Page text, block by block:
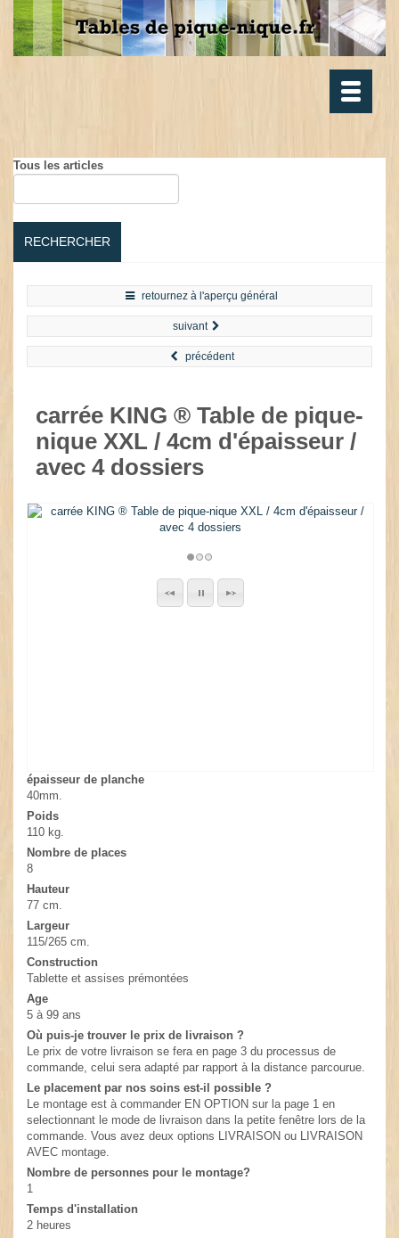
Toggle
Tous les articles
RECHERCHER
retournez à l'aperçu général
suivant
précédent
carrée KING ® Table de pique-
nique XXL / 4cm d'épaisseur /
avec 4 dossiers
épaisseur de planche
40mm.
Poids
110 kg.
Nombre de places
8
Hauteur
77 cm.
Largeur
115/265 cm.
Construction
Tablette et assises prémontées
Age
5 à 99 ans
Où puis-je trouver le prix de livraison ?
Le prix de votre livraison se fera en page 3 du processus de
commande, celui sera adapté par rapport à la distance parcourue.
Le placement par nos soins est-il possible ?
Le montage est à commander EN OPTION sur la page 1 en
selectionnant le mode de livraison dans la petite fenêtre lors de la
commande. Vous avez deux options LIVRAISON ou LIVRAISON
AVEC montage.
Nombre de personnes pour le montage?
1
Temps d'installation
2 heures